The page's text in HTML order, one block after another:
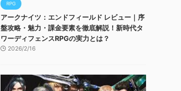
RPG
アークナイツ：エンドフィールド レビュー｜序
盤攻略・魅力・課金要素を徹底解説！新時代タ
ワーディフェンスRPGの実力とは？
2026/2/16